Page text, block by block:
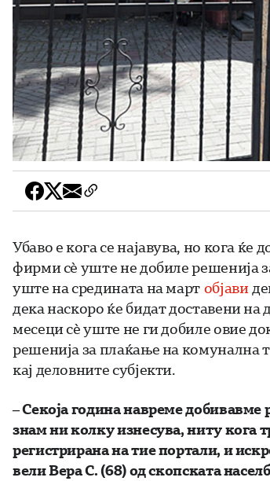
Убаво е кога се најавува, но кога ќе
фирми сè уште не добиле решенија
уште на средината на март објави
дека наскоро ќе бидат доставени
месеци сè уште не ги добиле овие
решенија за плаќање на комунална
кај деловните субјекти.
– Секоја година навреме
знам ни колку изнесува, ниту кога
регистрирана на тие портали, и
вели Вера С. (68) од скопската